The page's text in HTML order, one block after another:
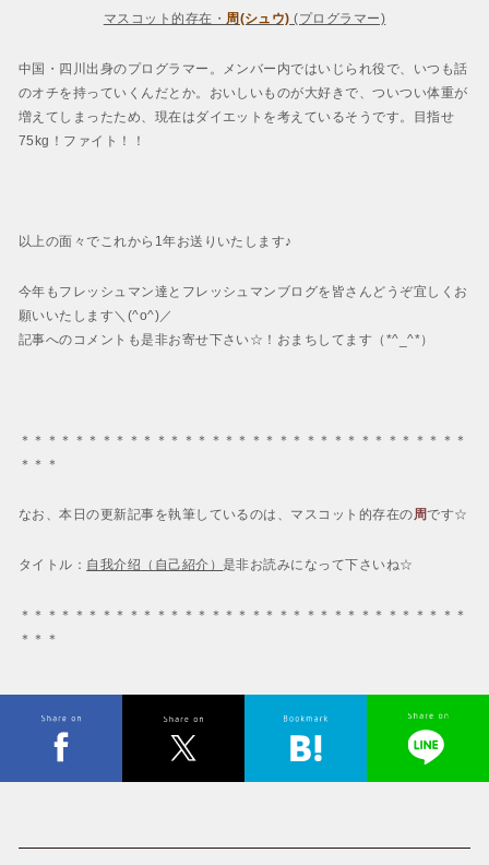
マスコット的存在・ 周(シュウ) (プログラマー)
中国・四川出身のプログラマー。メンバー内ではいじられ役で、いつも話
のオチを持っていくんだとか。おいしいものが大好きで、ついつい体重が
増えてしまったため、現在はダイエットを考えているそうです。目指せ
75kg！ファイト！！
以上の面々でこれから1年お送りいたします♪
今年もフレッシュマン達とフレッシュマンブログを皆さんどうぞ宜しくお
願いいたします＼(^o^)／
記事へのコメントも是非お寄せ下さい☆！おまちしてます（*^_^*）
＊＊＊＊＊＊＊＊＊＊＊＊＊＊＊＊＊＊＊＊＊＊＊＊＊＊＊＊＊＊＊＊＊
＊＊＊
なお、本日の更新記事を執筆しているのは、マスコット的存在の周です☆
タイトル： 自我介绍（自己紹介）是非お読みになって下さいね☆
＊＊＊＊＊＊＊＊＊＊＊＊＊＊＊＊＊＊＊＊＊＊＊＊＊＊＊＊＊＊＊＊＊
＊＊＊